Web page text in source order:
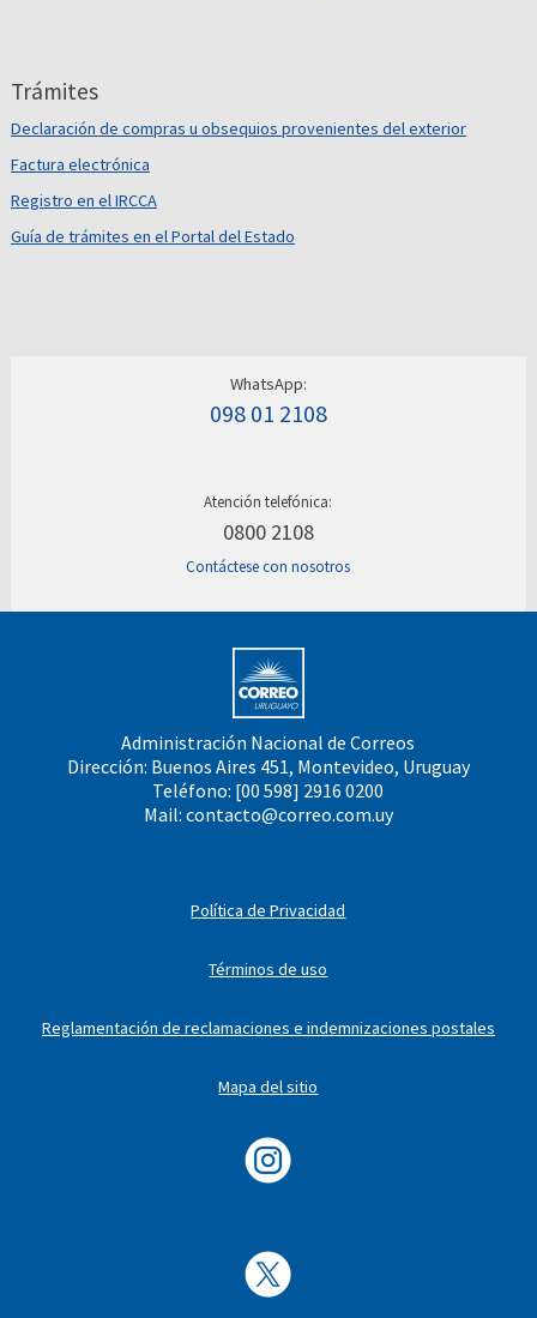
Trámites
Declaración de compras u obsequios provenientes del exterior
Factura electrónica
Registro en el IRCCA
Guía de trámites en el Portal del Estado
WhatsApp:
098 01 2108
Atención telefónica:
0800 2108
Contáctese con nosotros
Administración Nacional de Correos
Dirección: Buenos Aires 451, Montevideo, Uruguay
Teléfono: [00 598] 2916 0200
Mail: contacto@correo.com.uy
Política de Privacidad
Términos de uso
Reglamentación de reclamaciones e indemnizaciones postales
Mapa del sitio